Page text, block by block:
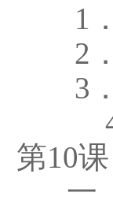
1
2
3
第10
一